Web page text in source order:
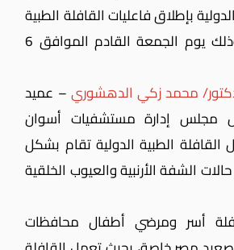
بإطلاق فاعليات القافلة الطبية
الدولية المجانية وذلك يوم الجمعة القادم الموافق 6
محمد زكي الدهشوري– عميد
مجلس إدارة مستشفيات أسوان
القافلة الطبية الدولية تقام بشكل
الشفة الأرنبية والعيوب الخلقية
أسر ومرضي أطفال محافظات